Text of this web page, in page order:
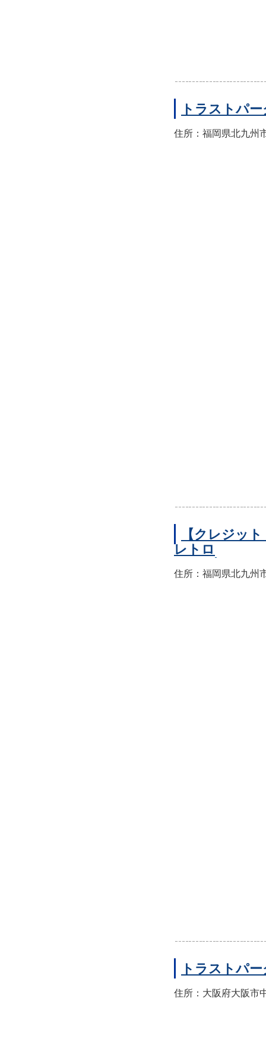
トラストパ
住所：福岡県北九州
【クレジッ
レトロ
住所：福岡県北九州
トラストパ
住所：大阪府大阪市